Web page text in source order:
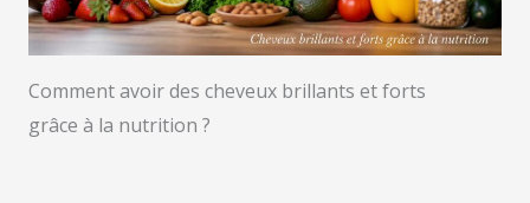
Comment avoir des cheveux brillants et forts
grâce à la nutrition ?